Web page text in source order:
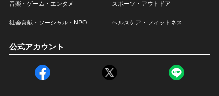
音楽・ゲーム・エンタメ スポーツ・アウトドア
社会貢献・ソーシャル・NPO ヘルスケア・フィットネス
公式アカウント